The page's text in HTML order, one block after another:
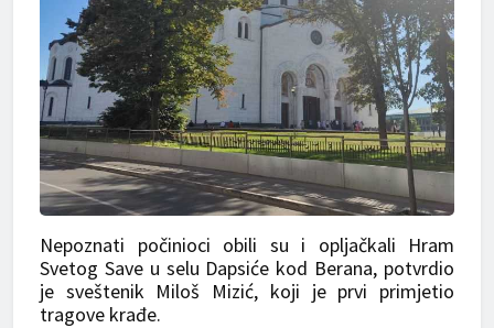
Nepoznati počinioci obili su i opljačkali Hram
Svetog Save u selu Dapsiće kod Berana, potvrdio
je sveštenik Miloš Mizić, koji je prvi primjetio
tragove krađe.